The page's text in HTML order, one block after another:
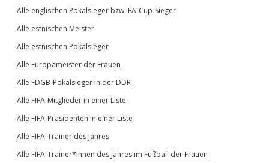
Alle englischen Pokalsieger bzw. FA-Cup-Sieger
Alle estnischen Meister
Alle estnischen Pokalsieger
Alle Europameister der Frauen
Alle FDGB-Pokalsieger in der DDR
Alle FIFA-Mitglieder in einer Liste
Alle FIFA-Präsidenten in einer Liste
Alle FIFA-Trainer des Jahres
Alle FIFA-Trainer*innen des Jahres im Fußball der Frauen